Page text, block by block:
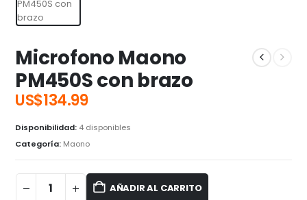
Microfono Maono
PM450S con brazo
US$134.99
Disponibilidad: 4 disponibles
Categoría: Maono
AÑADIR AL CARRITO